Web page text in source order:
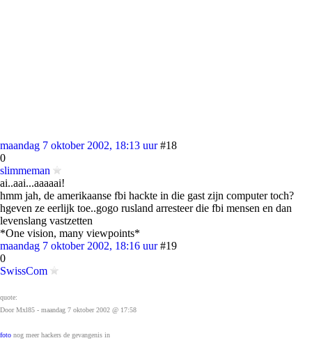
maandag 7 oktober 2002, 18:13 uur #18
0
slimmeman
ai..aai...aaaaai!
hmm jah, de amerikaanse fbi hackte in die gast zijn computer toch?
hgeven ze eerlijk toe..gogo rusland arresteer die fbi mensen en dan
levenslang vastzetten
*One vision, many viewpoints*
maandag 7 oktober 2002, 18:16 uur #19
0
SwissCom
quote:
Door Mxl85 - maandag 7 oktober 2002 @ 17:58
foto nog meer hackers de gevangenis in